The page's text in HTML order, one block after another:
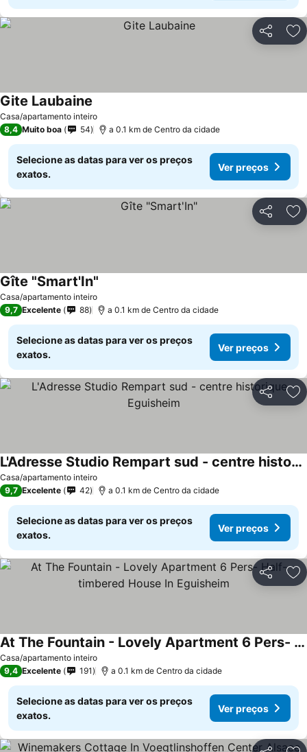
Partilhar
Casa/apartamento inteiro
Gite Laubaine
8,4 Muito boa 54 a 0.1 km de Centro da cidade
Selecione as datas para ver os preços
exatos.
Ver preços
Partilhar
Casa/apartamento inteiro
Gîte "Smart'In"
9,7 Excelente 88 a 0.1 km de Centro da cidade
Selecione as datas para ver os preços
exatos.
Ver preços
Partilhar
Casa/apartamento inteiro
L'Adresse Studio Rempart sud - centre historique Eguisheim
9,7 Excelente 42 a 0.1 km de Centro da cidade
Selecione as datas para ver os preços
exatos.
Ver preços
Partilhar
Casa/apartamento inteiro
At The Fountain - Lovely Apartment 6 Pers- Half-timbered House In Eguisheim
9,4 Excelente 191 a 0.1 km de Centro da cidade
Selecione as datas para ver os preços
exatos.
Ver preços